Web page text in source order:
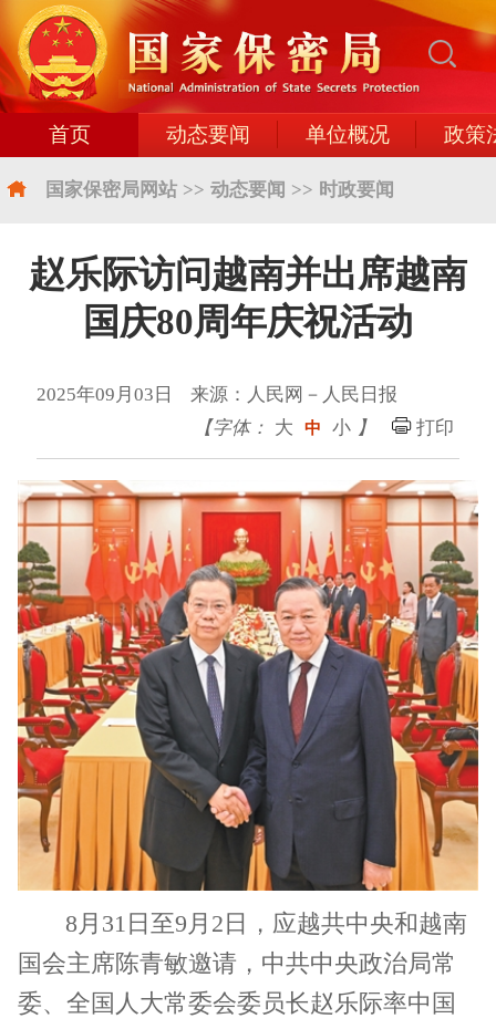
首页 动态要闻 单位概况 政策
国家保密局网站 >> 动态要闻 >> 时政要闻
赵乐际访问越南并出席越南
国庆80周年庆祝活动
2025年09月03日 来源：人民网－人民日报
【字体： 大 中 小 】 打印
8月31日至9月2日，应越共中央和越南
国会主席陈青敏邀请，中共中央政治局常
委、全国人大常委会委员长赵乐际率中国